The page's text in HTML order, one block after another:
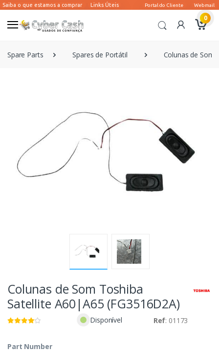
0
Spare Parts Spares de Portátil Colunas de Som
Colunas de Som Toshiba
Satellite A60|A65 (FG3516D2A)
Disponível Ref: 01173
Part Number